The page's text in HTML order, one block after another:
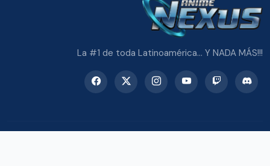
La #1 de toda Latinoamérica... Y NADA MÁS!!!